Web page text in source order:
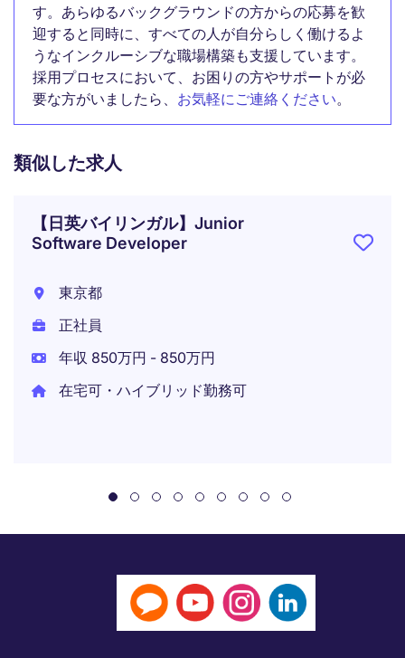
す。あらゆるバックグラウンドの方からの応募を歓
迎すると同時に、すべての人が自分らしく働けるよ
うなインクルーシブな職場構築も支援しています。
採用プロセスにおいて、お困りの方やサポートが必
要な方がいましたら、 お気軽にご連絡ください。
類似した求人
【日英バイリンガル】Junior
Software Developer
東京都
正社員
年収 850万円 - 850万円
在宅可・ハイブリッド勤務可